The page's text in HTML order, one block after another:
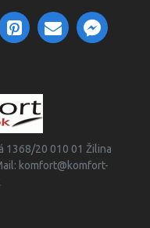
1368/20 010 01 Žilina
komfort@komfort-